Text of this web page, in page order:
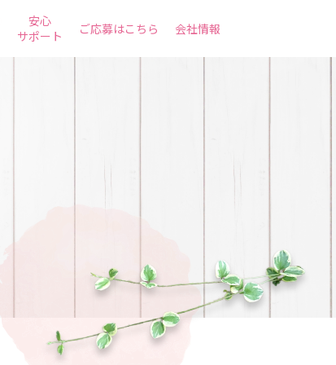
安心
サポート
ご応募はこちら 会社情報